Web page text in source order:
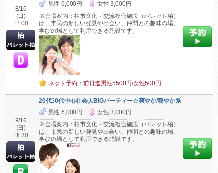
8/16
(日)
17:00
男性 6,000円
女性 3,000円
※会場案内：柏市文化・交流複合施設（パレット柏）
は、市民の新しい発見や出会い、仲間との趣味の場、
学びの場として利用できる施設です。
ネット予約：前日迄男性5500円/女性500円
8/16
(日)
18:30
20代30代中心社会人BIGパーティー☆爽やか/穏やか系
男性 6,000円
女性 3,000円
※会場案内：柏市文化・交流複合施設（パレット柏）
は、市民の新しい発見や出会い、仲間との趣味の場、
学びの場として利用できる施設です。